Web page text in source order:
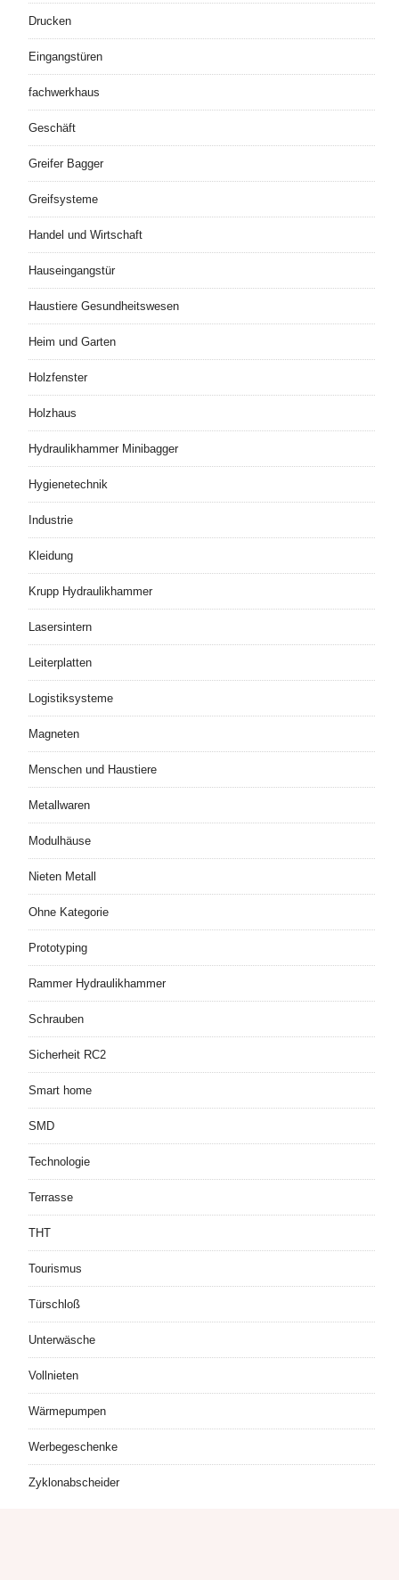
Drucken
Eingangstüren
fachwerkhaus
Geschäft
Greifer Bagger
Greifsysteme
Handel und Wirtschaft
Hauseingangstür
Haustiere Gesundheitswesen
Heim und Garten
Holzfenster
Holzhaus
Hydraulikhammer Minibagger
Hygienetechnik
Industrie
Kleidung
Krupp Hydraulikhammer
Lasersintern
Leiterplatten
Logistiksysteme
Magneten
Menschen und Haustiere
Metallwaren
Modulhäuse
Nieten Metall
Ohne Kategorie
Prototyping
Rammer Hydraulikhammer
Schrauben
Sicherheit RC2
Smart home
SMD
Technologie
Terrasse
THT
Tourismus
Türschloß
Unterwäsche
Vollnieten
Wärmepumpen
Werbegeschenke
Zyklonabscheider